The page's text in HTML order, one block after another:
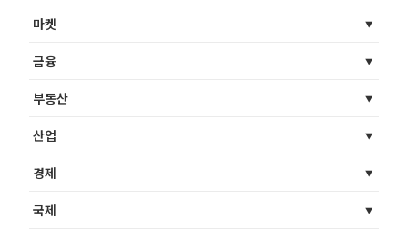
마켓
금융
부동산
산업
경제
국제